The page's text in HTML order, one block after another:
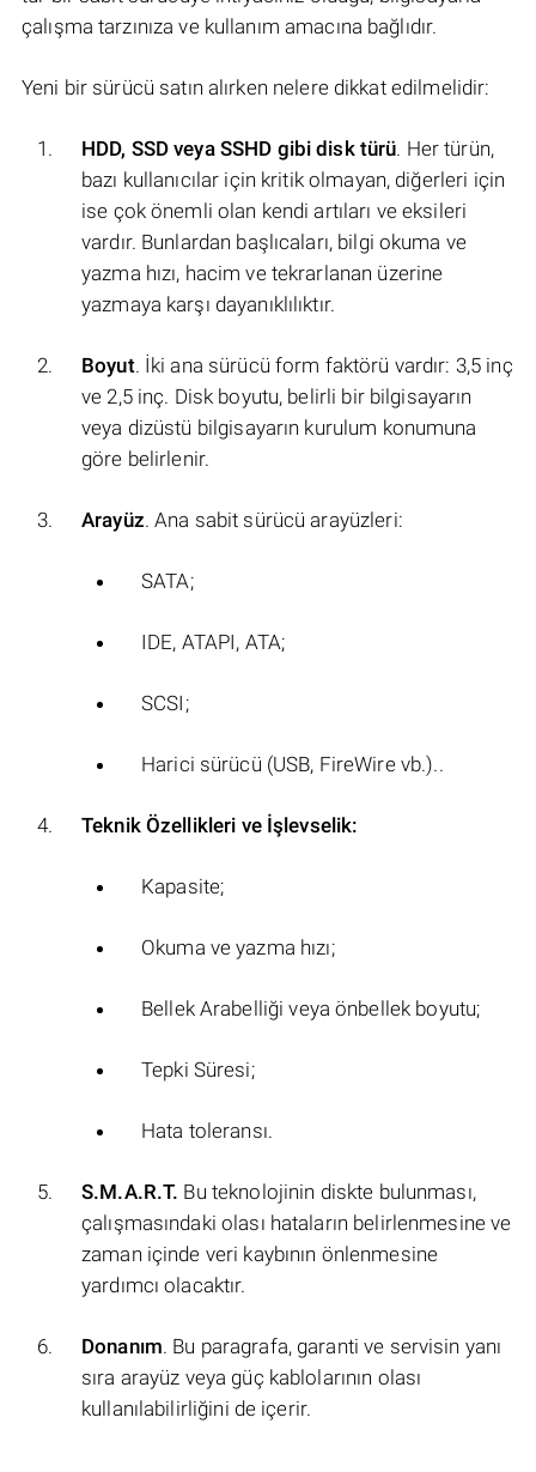
çalışma tarzınıza ve kullanım amacına bağlıdır.
Yeni bir sürücü satın alırken nelere dikkat edilmelidir:
HDD, SSD veya SSHD gibi disk türü. Her türün,
bazı kullanıcılar için kritik olmayan, diğerleri için
ise çok önemli olan kendi artıları ve eksileri
vardır. Bunlardan başlıcaları, bilgi okuma ve
yazma hızı, hacim ve tekrarlanan üzerine
yazmaya karşı dayanıklılıktır.
Boyut. İki ana sürücü form faktörü vardır: 3,5 inç
ve 2,5 inç. Disk boyutu, belirli bir bilgisayarın
veya dizüstü bilgisayarın kurulum konumuna
göre belirlenir.
Arayüz. Ana sabit sürücü arayüzleri:
SATA;
IDE, ATAPI, ATA;
SCSI;
Harici sürücü (USB, FireWire vb.)..
Teknik Özellikleri ve İşlevselik:
Kapasite;
Okuma ve yazma hızı;
Bellek Arabelliği veya önbellek boyutu;
Tepki Süresi;
Hata toleransı.
S.M.A.R.T. Bu teknolojinin diskte bulunması,
çalışmasındaki olası hataların belirlenmesine ve
zaman içinde veri kaybının önlenmesine
yardımcı olacaktır.
Donanım. Bu paragrafa, garanti ve servisin yanı
sıra arayüz veya güç kablolarının olası
kullanılabilirliğini de içerir.